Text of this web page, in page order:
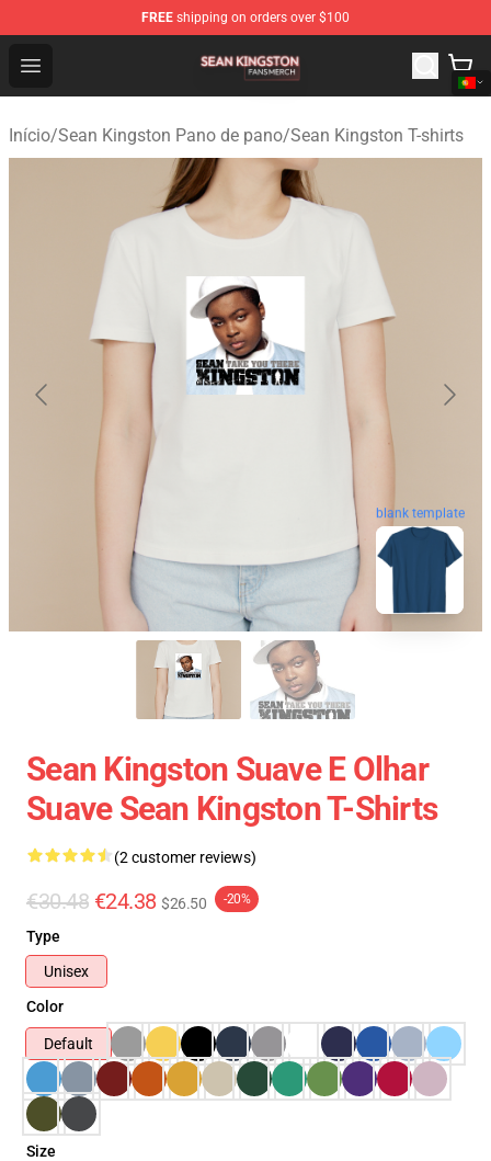
FREE shipping on orders over $100
Open menu
Sean Kingston Shop - Official Sean Kingston
Início/Sean Kingston Pano de pano/Sean Kingston T-shirts
blank template
Sean Kingston Suave E Olhar
Suave Sean Kingston T-Shirts
(2 customer reviews)
€30.48 €24.38 $26.50 -20%
Type
Unisex
Color
Default
Size